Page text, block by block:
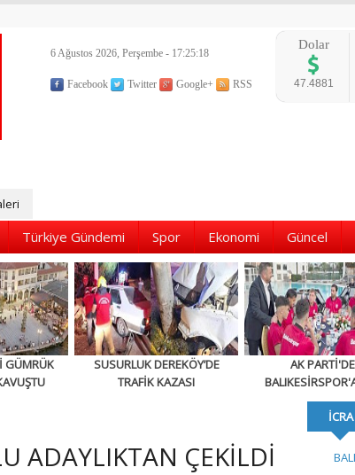
6 Ağustos 2026, Perşembe - 17:25:20
Facebook Twitter Google+ RSS
Dolar
47.4881
Türkiye Gündemi Spor Ekonomi Güncel
GÜMRÜK
SUSURLUK DEREKÖY’DE
TRAFİK KAZASI
AK
FORMA
ADAYLIKTAN ÇEKİLDİ